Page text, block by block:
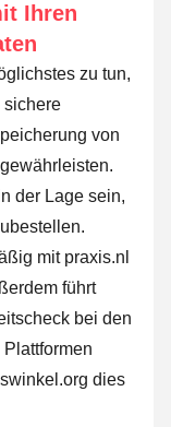
Ihren
zu tun,
sichere
von
der Lage sein,
mit praxis.nl
führt
bei den
dies